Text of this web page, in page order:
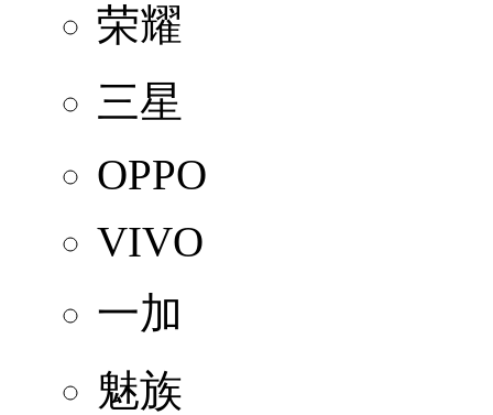
荣耀
三星
OPPO
VIVO
一加
魅族